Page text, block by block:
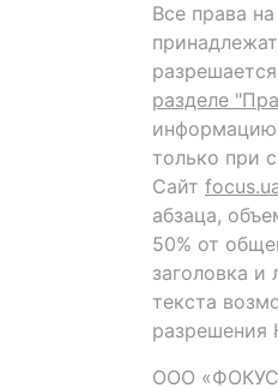
Все права
разделе
только при
Сайт
абзаца,
50% от
заголовка и
текста
разрешения
ООО